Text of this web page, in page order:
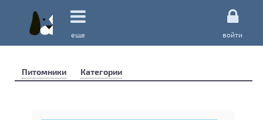
еще войти
Питомники Категории